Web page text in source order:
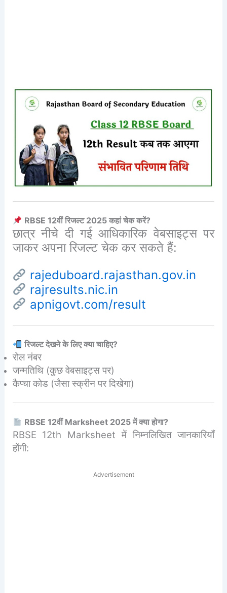
RBSE 12वीं रिजल्ट 2025 कहां चेक करें?
छात्र नीचे दी गई आधिकारिक वेबसाइट्स पर
जाकर अपना रिजल्ट चेक कर सकते हैं:
rajeduboard.rajasthan.gov.in
rajresults.nic.in
apnigovt.com/result
रिजल्ट देखने के लिए क्या चाहिए?
रोल नंबर
जन्मतिथि (कुछ वेबसाइट्स पर)
कैप्चा कोड (जैसा स्क्रीन पर दिखेगा)
RBSE 12वीं Marksheet 2025 में क्या होगा?
RBSE 12th Marksheet में निम्नलिखित जानकारियाँ
होंगी:
Advertisement